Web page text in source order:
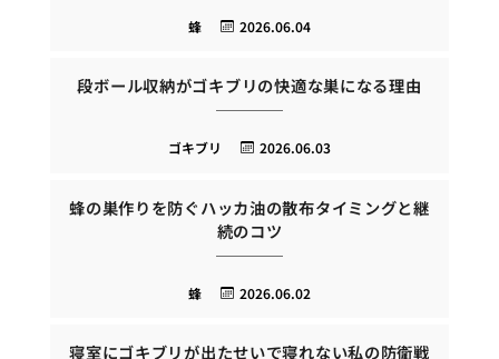
2026.06.04
蜂
段ボール収納がゴキブリの快適な巣になる理由
2026.06.03
ゴキブリ
蜂の巣作りを防ぐハッカ油の散布タイミングと継
続のコツ
2026.06.02
蜂
寝室にゴキブリが出たせいで寝れない私の防衛戦